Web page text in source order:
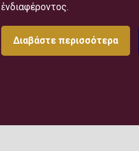
ἐνδιαφέροντος.
Διαβάστε περισσότερα